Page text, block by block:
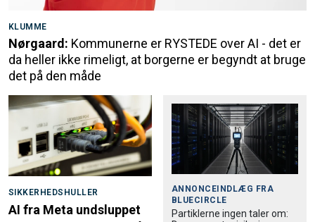
KLUMME
Nørgaard: Kommunerne er RYSTEDE over AI - det er
da heller ikke rimeligt, at borgerne er begyndt at bruge
det på den måde
SIKKERHEDSHULLER
AI fra Meta undsluppet
ANNONCEINDLÆG FRA
BLUECIRCLE
Partiklerne ingen taler om: